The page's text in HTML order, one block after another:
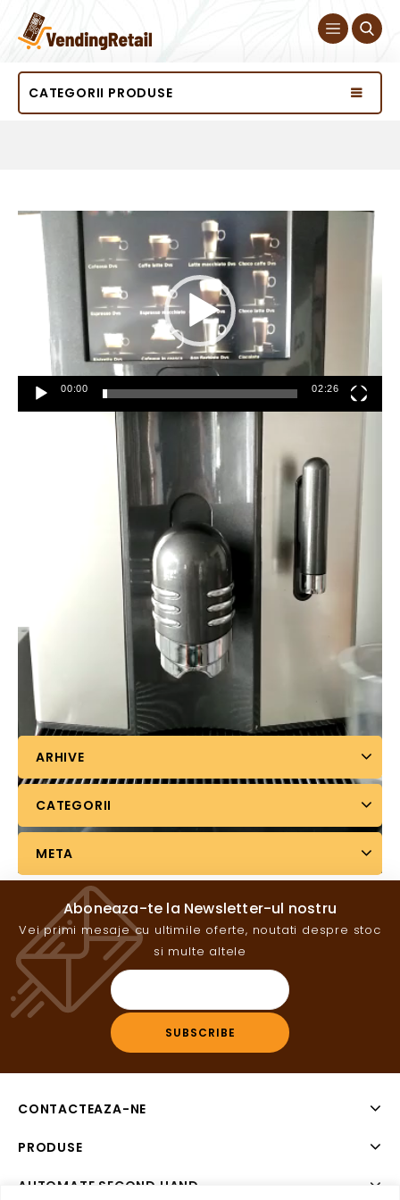
CATEGORII PRODUSE
Player
video
00:00 02:26
ARHIVE
CATEGORII
META
Aboneaza-te la Newsletter-ul nostru
Vei primi mesaje cu ultimile oferte, noutati despre stoc
si multe altele
CONTACTEAZA-NE
PRODUSE
AUTOMATE SECOND HAND